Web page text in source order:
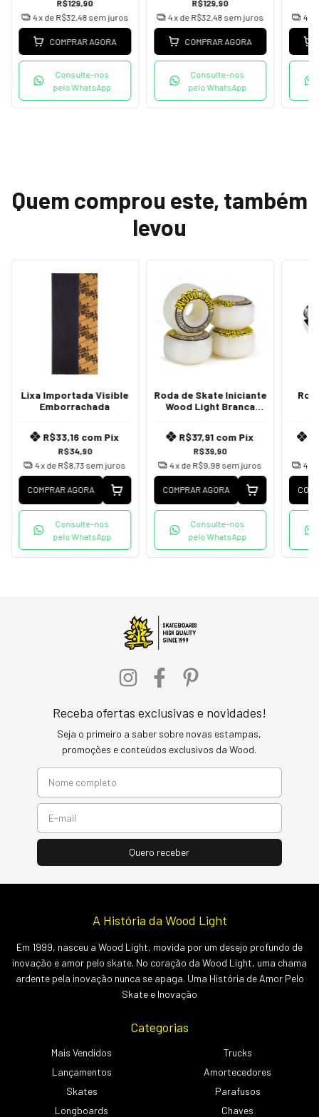
R$129,90
4x de R$32,48 sem juros
COMPRAR AGORA
Consulte-nos
pelo WhatsApp
R$129,90
4x de R$32,48 sem juros
COMPRAR AGORA
Consulte-nos
pelo WhatsApp
4
Quem comprou este, também
levou
Lixa Importada Visible
Emborrachada
R$34,90
R$33,16 com Pix
4x de R$8,73 sem juros
COMPRAR AGORA
Consulte-nos
pelo WhatsApp
Roda de Skate Iniciante
Wood Light Branca
R$39,90
R$37,91 com Pix
4x de R$9,98 sem juros
COMPRAR AGORA
Consulte-nos
pelo WhatsApp
4
Receba ofertas exclusivas e novidades!
Seja o primeiro a saber sobre novas estampas,
promoções e conteúdos exclusivos da Wood.
A História da Wood Light
Em 1999, nasceu a Wood Light, movida por um desejo profundo de
inovação e amor pelo skate. No coração da Wood Light, uma chama
ardente pela inovação nunca se apaga. Uma História de Amor Pelo
Skate e Inovação
Categorias
Mais Vendidos
Lançamentos
Skates
Longboards
Trucks
Amortecedores
Parafusos
Chaves